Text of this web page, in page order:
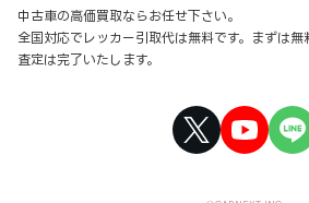
中古車の高価買取ならお任せ下さい。
全国対応でレッカー引取代は無料です。まずは
査定は完了いたします。